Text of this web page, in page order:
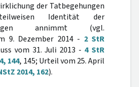
der Tatbegehungen
Identität der
annimmt (vgl.
9. Dezember 2014 - 2 StR
vom 31. Juli 2013 -4 StR
144, 145; Urteil vom 25. April
2014, 162).